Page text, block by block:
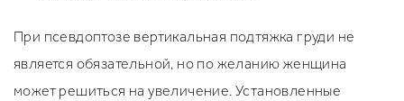
При псевдоптозе вертикальная подтяжка груди не
является обязательной, но по желанию женщина
может решиться на увеличение. Установленные